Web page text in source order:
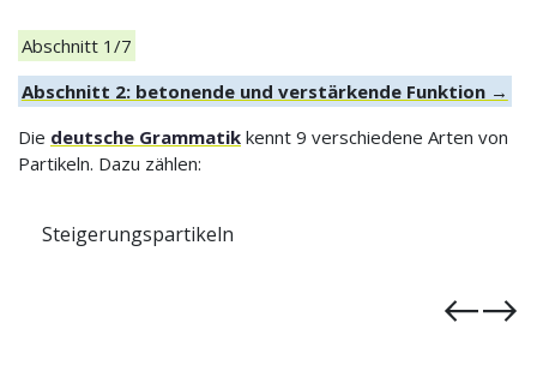
Abschnitt 1/7
Abschnitt 2: betonende und verstärkende Funktion →
Die deutsche Grammatik kennt 9 verschiedene Arten von
Partikeln. Dazu zählen:
Negationspartikeln